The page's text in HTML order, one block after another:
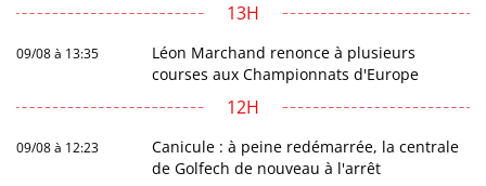
13H
09/08 à 13:35
Léon Marchand renonce à plusieurs
courses aux Championnats d'Europe
12H
09/08 à 12:23
Canicule : à peine redémarrée, la centrale
de Golfech de nouveau à l'arrêt